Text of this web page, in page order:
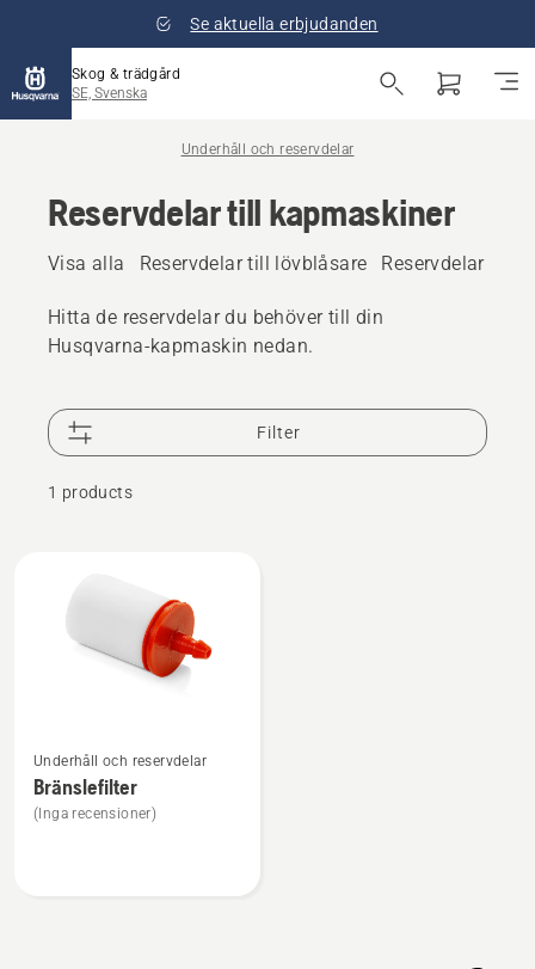
Se aktuella erbjudanden
Skog & trädgård
SE, Svenska
Underhåll och reservdelar
Reservdelar till kapmaskiner
Visa alla Reservdelar till lövblåsare Reservdelar till
Hitta de reservdelar du behöver till din
Husqvarna-kapmaskin nedan.
Filter
1 products
produkter
mer
information
om
Underhåll och reservdelar
Bränslefilter
(Inga recensioner)